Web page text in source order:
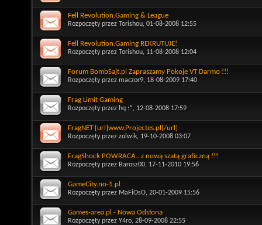
Fell Revolution.Gaming & League
Rozpoczęty przez Torishou, 01-08-2008 12:55
Fell Revolution.Gaming REKRUTUJE!
Rozpoczęty przez Torishou, 11-08-2008 12:04
Forum BombSajt.pl Zapraszamy Pokoje VT Darmo !!!
Rozpoczęty przez maczor9, 18-08-2009 17:40
Frag Limit Gaming
Rozpoczęty przez hq :*, 12-08-2008 17:59
FragNET [url]www.Projectes.pl[/url]
Rozpoczęty przez zolwik, 19-10-2008 03:07
FragShock POWRACA...z nową szatą graficzną !!!
Rozpoczęty przez Barosz00, 17-11-2010 19:56
GameCity.no-1.pl
Rozpoczęty przez MaFiOsO, 20-01-2009 15:56
Games-area.pl - Nowa Odsłona
Rozpoczęty przez Y4ro, 28-09-2008 22:55